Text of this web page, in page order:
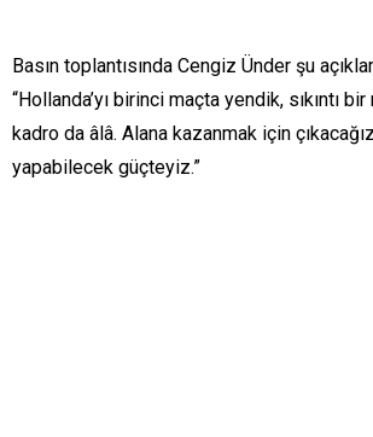
Basın toplantısında Cengiz Ünder şu
“Hollanda’yı birinci maçta yendik, sıkıntı
kadro da âlâ. Alana kazanmak için
yapabilecek güçteyiz.”